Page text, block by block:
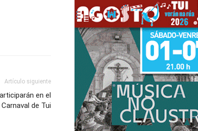
Artículo siguiente
en el
de Tui